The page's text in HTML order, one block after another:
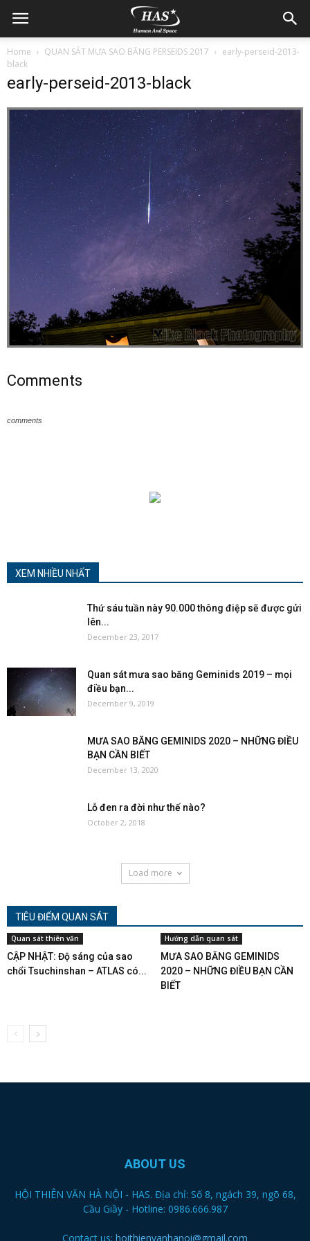
Home QUAN SÁT MƯA SAO BĂNG PERSEIDS 2017
early-perseid-2013-
black
early-perseid-2013-black
Comments
comments
XEM NHIỀU NHẤT
Thứ sáu tuần này 90.000 thông điệp sẽ được gửi
lên...
December 23, 2017
Quan sát mưa sao băng Geminids 2019 – mọi
điều bạn...
December 9, 2019
MƯA SAO BĂNG GEMINIDS 2020 – NHỮNG ĐIỀU
BẠN CẦN BIẾT
December 13, 2020
Lỗ đen ra đời như thế nào?
October 2, 2018
Load more
TIÊU ĐIỂM QUAN SÁT
Quan sát thiên văn
CẬP NHẬT: Độ sáng của sao
chổi Tsuchinshan – ATLAS có...
Hướng dẫn quan sát
MƯA SAO BĂNG GEMINIDS
2020 – NHỮNG ĐIỀU BẠN CẦN
BIẾT
ABOUT US
HỘI THIÊN VĂN HÀ NỘI - HAS. Địa chỉ: Số 8, ngách 39, ngõ 68,
Cầu Giầy - Hotline: 0986.666.987
Contact us: hoithienvanhanoi@gmail.com